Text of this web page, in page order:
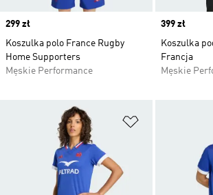
Price
299 zł
Koszulka polo France Rugby
Home Supporters
Męskie Performance
Price
399 zł
Koszulka
Francja
Męskie
Dodaj do listy